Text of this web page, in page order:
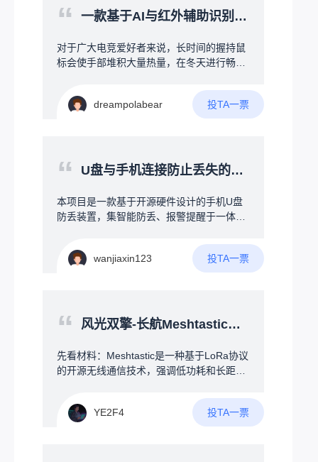
栓，对火情压制，等待消防员到来。
“ 一款基于AI与红外辅助识别的冷暖风扇（桌面级为游戏而定）
对于广大电竞爱好者来说，长时间的握持鼠
标会使手部堆积大量热量，在冬天进行畅快
背冰凉。为什么就没有人能制作一款（AI与
红外辅助识别手部温度的冷暖风扇）来为广
大电竞爱好者解决此问题呢（ps:本人经常打
型冷热风扇可以采用半导体的制冷模式（例
背提高手部温度/加热丝微微加热提高温度
（两个方法仅为个人看法，如有更好的方法
以增加一部分的智能交互模式或者与设备联
动（例如：RGB神光同步，拾音灯等）我也
dreampolabear 投TA一票
“ U盘与手机连接防止丢失的开源硬件项目
本项目是一款基于开源硬件设计的手机U盘
防丢装置，集智能防丢、报警提醒于一体。
光报警或手机端提醒，从物理连接与电子提
醒两方面防止U盘遗忘、丢失。
wanjiaxin123 投TA一票
“ 风光双擎-长航Meshtastic节点
先看材料：Meshtastic是一种基于LoRa协议
的开源无线通信技术，强调低功耗和长距离
能与其他节点直接通信，还能中继转发消
息，从而扩展覆盖范围。设备可以独立运
行，也能通过蓝牙连接手机来配置和使用，
YE2F4 投TA一票